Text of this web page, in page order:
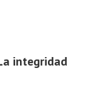
integridad